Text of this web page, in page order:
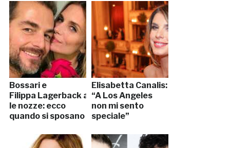
Bossari e
Filippa Lagerback anticipano
le nozze: ecco
quando si sposano
Elisabetta Canalis:
“A Los Angeles
non mi sento
speciale”